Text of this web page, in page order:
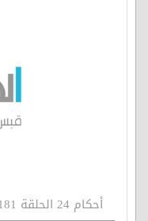
أحكام 24 الحلقة 181